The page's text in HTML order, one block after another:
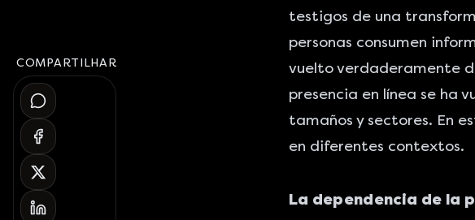
COMPARTILHAR
testigos de una
personas consumen
vuelto verdaderamente
presencia en línea se ha
tamaños y sectores. En
en diferentes contextos.
La dependencia de la